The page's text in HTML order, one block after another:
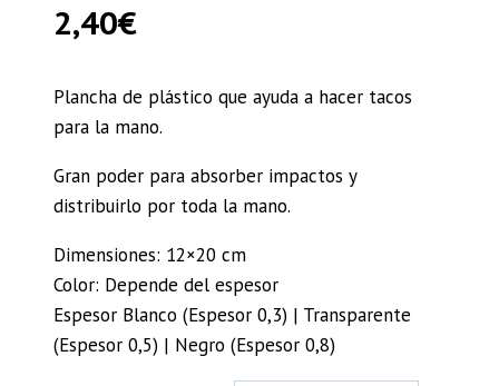
2,40€
Plancha de plástico que ayuda a hacer tacos
para la mano.
Gran poder para absorber impactos y
distribuirlo por toda la mano.
Dimensiones: 12×20 cm
Color: Depende del espesor
Espesor Blanco (Espesor 0,3) | Transparente
(Espesor 0,5) | Negro (Espesor 0,8)